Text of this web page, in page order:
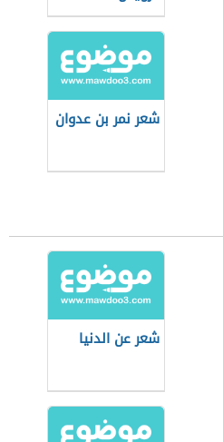
شعر نمر بن عدوان
شعر عن الدنيا